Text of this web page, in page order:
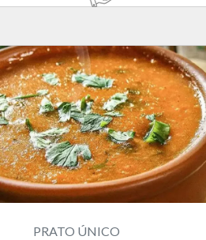
PRATO ÚNICO